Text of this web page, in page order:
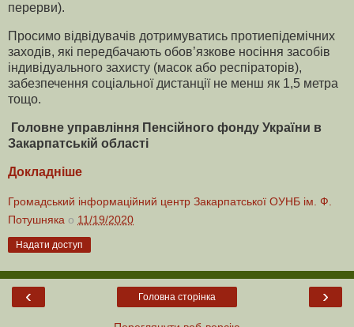
перерви).
Просимо відвідувачів дотримуватись протиепідемічних
заходів, які передбачають обов’язкове носіння засобів
індивідуального захисту (масок або респіраторів),
забезпечення соціальної дистанції не менш як 1,5 метра
тощо.
Головне управління Пенсійного фонду України в
Закарпатській області
Докладніше
Громадський інформаційний центр Закарпатської ОУНБ ім. Ф.
Потушняка о 11/19/2020
Надати доступ
‹ ›
Головна сторінка